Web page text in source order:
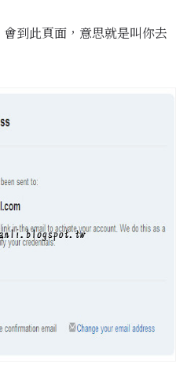
到此頁面，意思就是叫你去